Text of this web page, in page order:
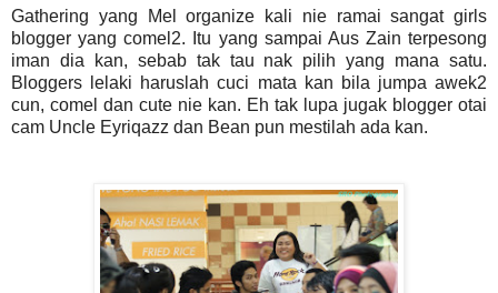
Gathering yang Mel organize kali nie ramai sangat girls
blogger yang comel2. Itu yang sampai Aus Zain terpesong
iman dia kan, sebab tak tau nak pilih yang mana satu.
Bloggers lelaki haruslah cuci mata kan bila jumpa awek2
cun, comel dan cute nie kan. Eh tak lupa jugak blogger otai
cam Uncle Eyriqazz dan Bean pun mestilah ada kan.